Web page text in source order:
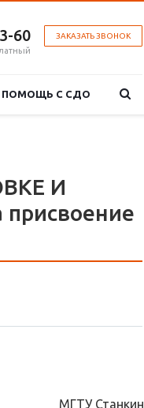
ЗАКАЗАТЬ ЗВОНОК
60
ПОМОЩЬ С СДО
И
МГТУ Станкин